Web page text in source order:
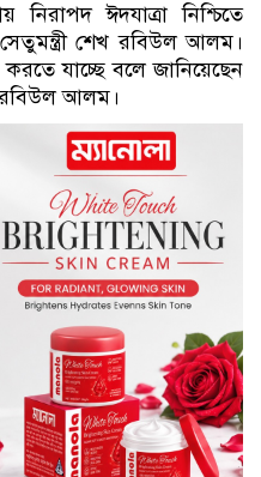
ঈদযাত্রা নিশ্চিতে
শেখ রবিউল আলম।
করতে যাচ্ছে বলে জানিয়েছেন
রবিউল আলম।